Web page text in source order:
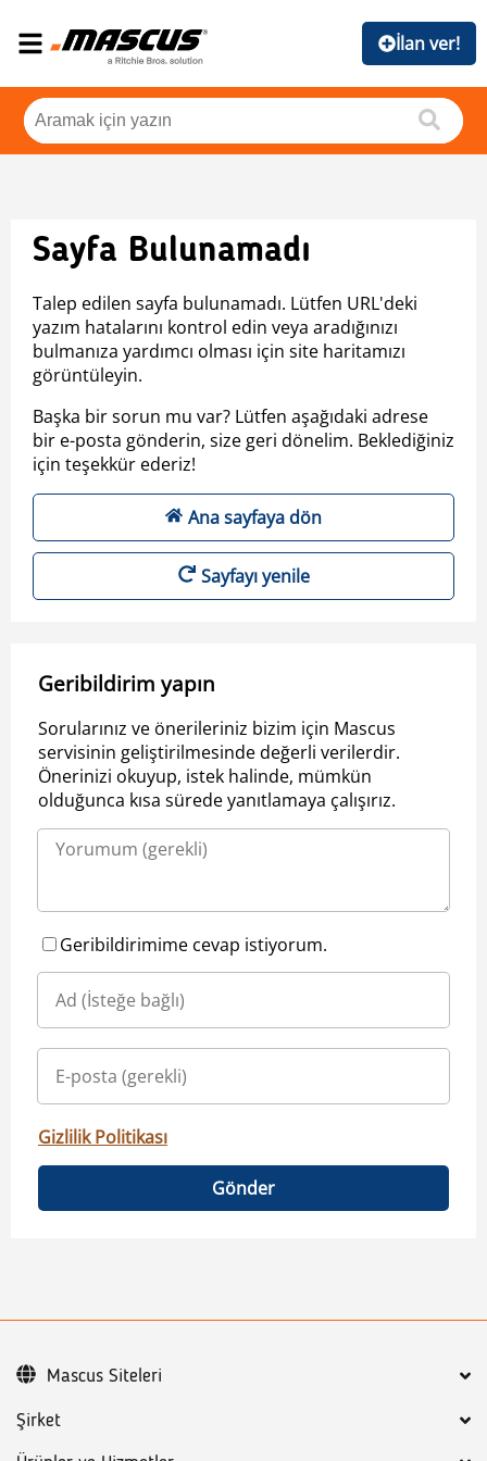
İlan ver!
Sayfa Bulunamadı
Talep edilen sayfa bulunamadı. Lütfen URL'deki
yazım hatalarını kontrol edin veya aradığınızı
bulmanıza yardımcı olması için site haritamızı
görüntüleyin.
Başka bir sorun mu var? Lütfen aşağıdaki adrese
bir e-posta gönderin, size geri dönelim. Beklediğiniz
için teşekkür ederiz!
Ana sayfaya dön
Sayfayı yenile
Geribildirim yapın
Sorularınız ve önerileriniz bizim için Mascus
servisinin geliştirilmesinde değerli verilerdir.
Önerinizi okuyup, istek halinde, mümkün
olduğunca kısa sürede yanıtlamaya çalışırız.
Geribildirimime cevap istiyorum.
Gizlilik Politikası
Gönder
Şirket
Mascus Siteleri